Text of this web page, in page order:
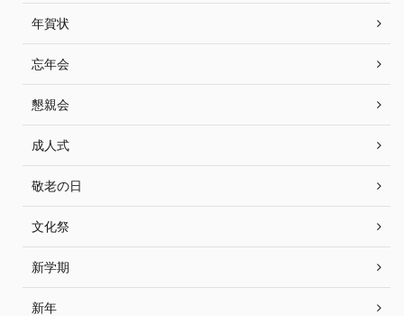
年賀状
忘年会
懇親会
成人式
敬老の日
文化祭
新学期
新年